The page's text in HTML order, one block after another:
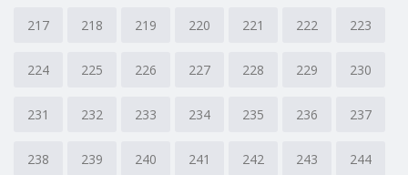
217 218 219 220 221 222 223
224 225 226 227 228 229 230
231 232 233 234 235 236 237
238 239 240 241 242 243 244